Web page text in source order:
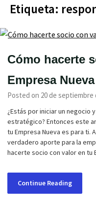
Etiqueta:
Cómo hacerte
Empresa Nueva
Posted on 20 de septiembre
¿Estás por iniciar un negocio
estratégico? Entonces este
tu Empresa Nueva es para ti.
verdadero aporte para la
hacerte socio con valor en tu
Continue Reading